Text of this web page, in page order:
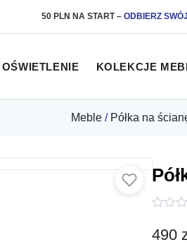
50 PLN NA START– ODBIERZ
OŚWIETLENIE KOLEKCJE
Meble / Półka na
z
5
490